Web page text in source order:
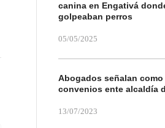
canina en Engativá
golpeaban perros
05/05/2025
Abogados señalan
convenios ente alcaldía
13/07/2023